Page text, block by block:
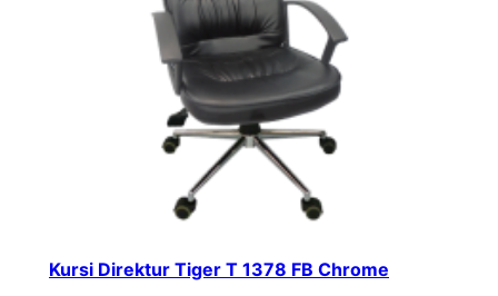
Kursi Direktur Tiger T 1378 FB Chrome